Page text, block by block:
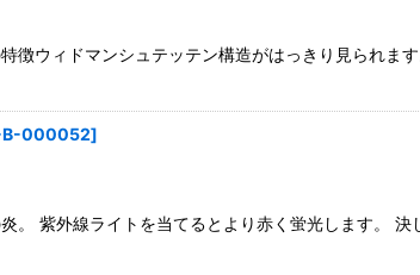
ウィドマンシュテッテン構造がはっきり見られま
B-000052]
紫外線ライトを当てるとより赤く蛍光します。